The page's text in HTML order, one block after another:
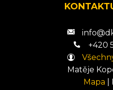
+420
Matěje
Mapa